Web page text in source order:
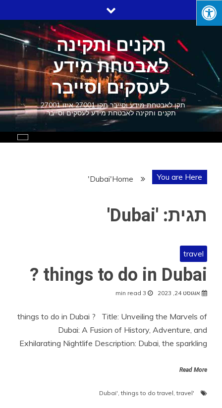
Skip
to
תקנים ותקינה
לאבטחת מידע
לעסקים וסייבר
תקן לאבטחת מידע וסייבר תקן 27001 איזו 27001 ,
תקנים ותקינה לאבטחת מידע לעסקים וסייבר
You are Here
Home
'Dubai'
תגית: 'Dubai'
travel
things to do in Dubai ?
אוגוסט 24, 2023 3 min read
things to do in Dubai ? Title: Unveiling the Marvels of
Dubai: A Fusion of History, Adventure, and
Exhilarating Nightlife Description: Dubai, the sparkling
Read More
'Dubai'
,things to do travel,travel